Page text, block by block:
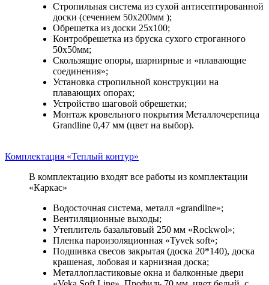
Стропильная система из сухой антисептированной
доски (сечением 50х200мм );
Обрешетка из доски 25х100;
Контробрешетка из бруска сухого строганного
50х50мм;
Скользящие опоры, шарнирные и «плавающие
соединения»;
Установка стропильной конструкции на
плавающих опорах;
Устройство шаговой обрешетки;
Монтаж кровельного покрытия Металлочерепица
Grandline 0,47 мм (цвет на выбор).
Комплектация «Теплый контур»
В комплектацию входят все работы из комплектации
«Каркас»
Водосточная система, металл «grandline»;
Вентиляционные выходы;
Утеплитель базальтовый 250 мм «Rockwol»;
Пленка пароизоляционная «Tyvek soft»;
Подшивка свесов закрытая (доска 20*140), доска
крашеная, лобовая и карнизная доска;
Металлопластиковые окна и балконные двери